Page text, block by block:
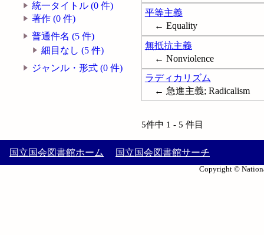
統一タイトル (0 件)
著作 (0 件)
普通件名 (5 件)
細目なし (5 件)
ジャンル・形式 (0 件)
平等主義
← Equality
無抵抗主義
← Nonviolence
ラディカリズム
← 急進主義; Radicalism
5件中 1 - 5 件目
国立国会図書館ホーム 国立国会図書館サーチ
Copyright ©